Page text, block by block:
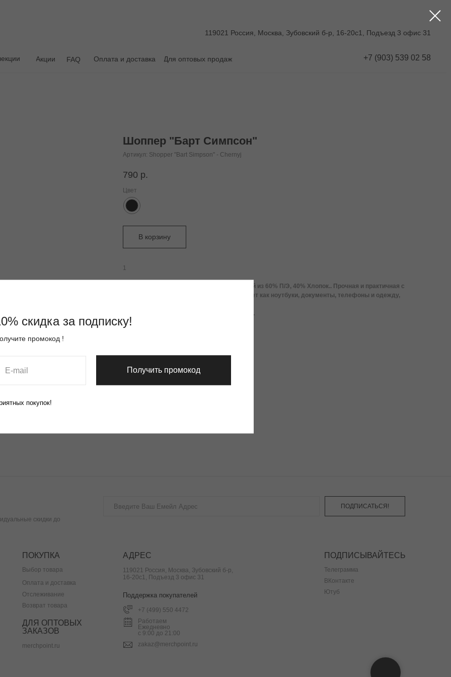
119021 Россия, Москва, Зубовский б-р, 16-20с1, Подъезд 3 офис 31
+7 (903) 539 02 58
Акции FAQ Для оптовых продаж
Оплата и доставка
Шоппер "Барт Симпсон"
Артикул: Shopper "Bart Simpson" - Chernyj
790 р.
Цвет
В корзину
1
Сумка сделана из плотной ткани состоящей из 60% П/Э, 40% Хлопок.. Прочная и практичная с
крепкими и удобными ручками выдерживает как ноутбуки, документы, телефоны и одежду,
Размер сумки 35х40 см., длина ручки 60 см.
скидки до
ПОДПИСАТЬСЯ!
ПОКУПКА АДРЕС ПОДПИСЫВАЙТЕСЬ
Выбор товара
Оплата и доставка
Отслеживание
119021 Россия, Москва, Зубовский б-р,
16-20с1, Подъезд 3 офис 31
Поддержка покупателей
+7 (499) 550 4472
Работаем
Ежедневно
с 9:00 до 21:00
zakaz@merchpoint.ru
Возврат товара
Телеграмма
ВКонтакте
ДЛЯ ОПТОВЫХ
ЗАКАЗОВ
merchpoint.ru
Ютуб
скидка за подписку!
промокод !
Получить промокод
покупок!